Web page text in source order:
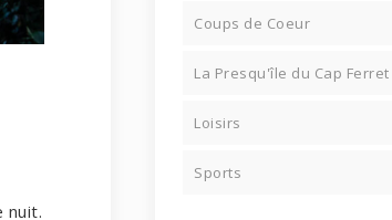
nuit.
Coups de Coeur
La Presqu'île du Cap Ferret
Loisirs
Sports